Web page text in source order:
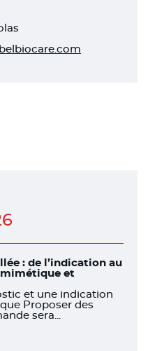
: de l’indication au
et
et une indication
Proposer des
sera...